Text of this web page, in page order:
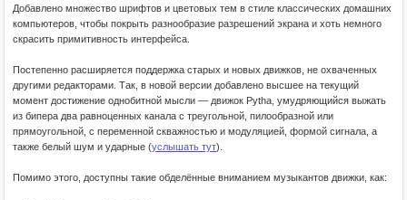
Добавлено множество шрифтов и цветовых тем в стиле классических домашних
компьютеров, чтобы покрыть разнообразие разрешений экрана и хоть немного
скрасить примитивность интерфейса.
Постепенно расширяется поддержка старых и новых движков, не охваченных
другими редакторами. Так, в новой версии добавлено высшее на текущий
момент достижение однобитной мысли — движок Pytha, умудряющийся выжать
из бипера два равноценных канала с треугольной, пилообразной или
прямоугольной, с переменной скважностью и модуляцией, формой сигнала, а
также белый шум и ударные (услышать тут).
Помимо этого, доступны такие обделённые вниманием музыкантов движки, как: